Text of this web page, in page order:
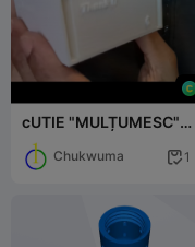
cUTIE "MULȚUMESC"
(60MMX64MM)
Chukwuma  1